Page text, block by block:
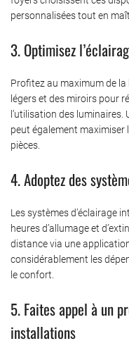
personnalisées tout en
3. Optimisez
Profitez au maximum de
légers et des miroirs pour
l’utilisation des
peut également maximiser
pièces.
4. Adoptez des
Les systèmes d’éclairage
heures d’allumage et
distance via une
considérablement les
le confort.
5. Faites appel à un
installations